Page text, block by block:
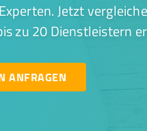
Jetzt
zu 20 Dienstleistern
ANFRAGEN